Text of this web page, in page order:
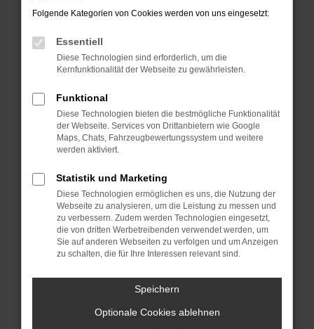
Überprüfe deine Firewall und deine
Laden andere Webseiten, zum Beispiel deine
Suchmaschine?
Prüfe deine Browsererweiterungen.
Manche Erweiterungen, wie Werbeblocker,
können das Laden bestimmter Seiten
verhindern. Funktioniert die Seite in einem
anderen Browser oder in einem privaten
Fenster?
Starte dein Gerät neu.
Das kann manchmal helfen, vorübergehende
Probleme zu beheben.
Stelle sicher, dass dein Browser und dein
Betriebssystem auf dem neuesten Stand
sind.
Sicherheitsrisiko, sondern kann auch dazu
unterstützt werden.
Folgende Kategorien von Cookies werden von uns eingesetzt:
Essentiell
Diese Technologien sind erforderlich, um die
Kernfunktionalität der Webseite zu gewährleisten.
Funktional
Diese Technologien bieten die bestmögliche Funktionalität
der Webseite. Services von Drittanbietern wie Google
Maps, Chats, Fahrzeugbewertungssystem und weitere
werden aktiviert.
Statistik und Marketing
Diese Technologien ermöglichen es uns, die Nutzung der
Webseite zu analysieren, um die Leistung zu messen und
zu verbessern. Zudem werden Technologien eingesetzt,
die von dritten Werbetreibenden verwendet werden, um
Sie auf anderen Webseiten zu verfolgen und um Anzeigen
zu schalten, die für Ihre Interessen relevant sind.
Speichern
Optionale Cookies ablehnen